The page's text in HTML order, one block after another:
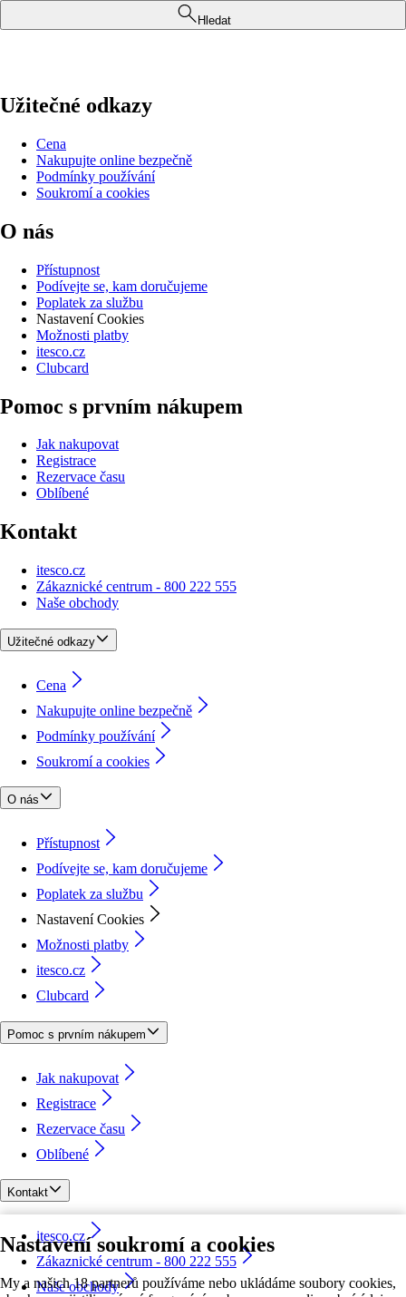
Nastavení soukromí a cookies
My a našich 18 partnerů používáme nebo ukládáme soubory cookies,
Hledat
Užitečné odkazy
Cena
Nakupujte online bezpečně
Podmínky používání
Soukromí a cookies
O nás
Přístupnost
Podívejte se, kam doručujeme
Poplatek za službu
Nastavení Cookies
Možnosti platby
itesco.cz
Clubcard
Pomoc s prvním nákupem
Jak nakupovat
Registrace
Rezervace času
Oblíbené
Kontakt
itesco.cz
Zákaznické centrum - 800 222 555
Naše obchody
Užitečné odkazy
Cena
Nakupujte online bezpečně
Podmínky používání
Soukromí a cookies
O nás
Přístupnost
Podívejte se, kam doručujeme
Poplatek za službu
Nastavení Cookies
Možnosti platby
itesco.cz
Clubcard
Pomoc s prvním nákupem
Jak nakupovat
Registrace
Rezervace času
Oblíbené
Kontakt
itesco.cz
Zákaznické centrum - 800 222 555
Naše obchody